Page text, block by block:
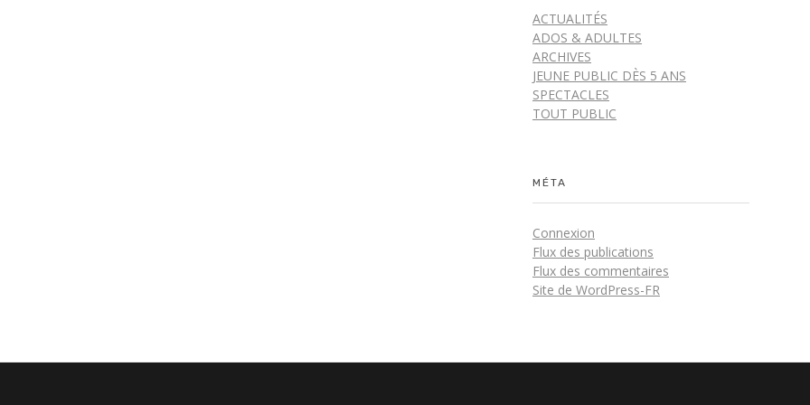
ACTUALITÉS
ADOS & ADULTES
ARCHIVES
JEUNE PUBLIC DÈS 5 ANS
SPECTACLES
TOUT PUBLIC
MÉTA
Connexion
Flux des publications
Flux des commentaires
Site de WordPress-FR